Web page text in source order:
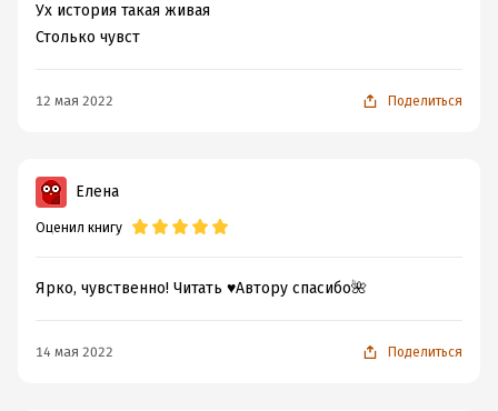
Ух история такая живая
Столько чувст
12 мая 2022 Поделиться
Елена
Оценил книгу
Ярко, чувственно! Читать ♥️Автору спасибо🌺
14 мая 2022 Поделиться